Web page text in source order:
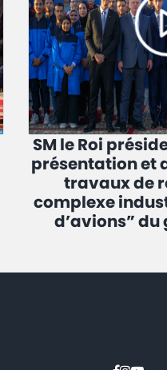
SM le Roi
présentation et
travaux de
complexe
d’avions”